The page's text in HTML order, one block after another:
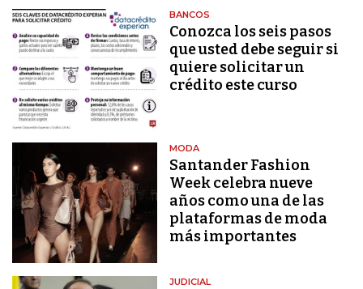
BANCOS
Conozca los seis pasos
que usted debe seguir si
quiere solicitar un
crédito este curso
MODA
Santander Fashion
Week celebra nueve
años como una de las
plataformas de moda
más importantes
JUDICIAL